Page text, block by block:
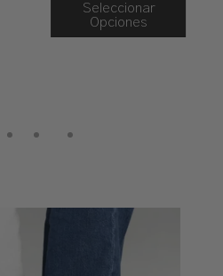
Seleccionar
Opciones